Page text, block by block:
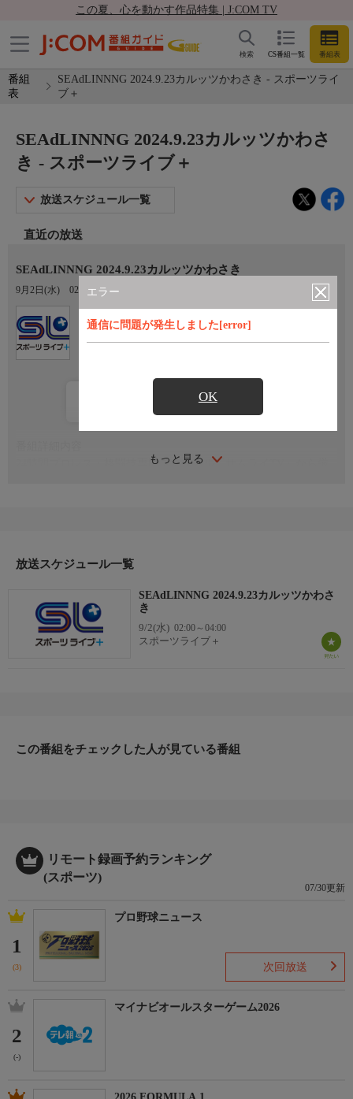
この夏、心を動かす作品特集 | J:COM TV
CS番組一覧 番組表
検索
番組
表
SEAdLINNNG 2024.9.23カルッツかわさき - スポーツライ
ブ＋
エラー
通信に問題が発生しました[error]
OK
SEAdLINNNG 2024.9.23カルッツかわさ
き - スポーツライブ＋
放送スケジュール一覧
直近の放送
SEAdLINNNG 2024.9.23カルッツかわさき
9月2日(水) 02:00〜04:00
スポーツライブ＋
もっと見る
カレンダー登録
24時間プロレス・格闘技専門チャンネル「サムライTV」から厳
放送スケジュール一覧
SEAdLINNNG 2024.9.23カルッツかわさ
き
9/2(水) 02:00～04:00
スポーツライブ＋
この番組をチェックした人が見ている番組
リモート録画予約ランキング
(スポーツ)
07/30更新
1
(3)
プロ野球ニュース
次回放送
2
(-)
マイナビオールスターゲーム2026